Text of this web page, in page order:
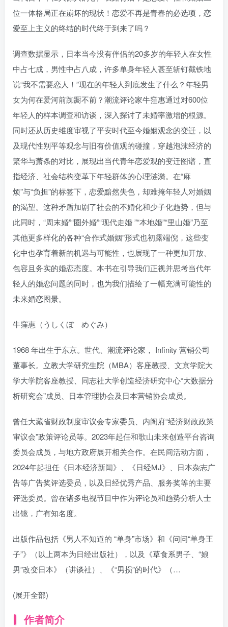
位一体格局正在崩坏的现状！恋爱不再是青春的必选项，恋
爱至上主义的终结的时代终于到来了吗？
调查数据显示，日本当今没有伴侣的20多岁的年轻人在女性
中占七成，男性中占八成，许多单身年轻人甚至斩钉截铁地
说“我不需要恋人！”现在的年轻人到底发生了什么？年轻男
女为何在爱河前踟蹰不前？潮流评论家牛窪惠通过对600位
年轻人的样本调查和访谈，深入探讨了未婚率激增的根源。
同时还从历史维度审视了平安时代至今婚姻观念的变迁，以
及现代性别平等观念与旧有价值观的碰撞，穿越泡沫经济的
繁华与萧条的对比，展现出当代青年恋爱观的变迁图谱，直
指经济、社会结构变革下年轻群体的心理涟漪。在“麻
烦”与“负担”的标签下，恋爱黯然失色，却难掩年轻人对婚姻
的渴望。这种矛盾加剧了社会的不婚化和少子化趋势，但与
此同时，“周末婚”“圈外婚”“现代走婚 ”“本地婚”“里山婚”乃至
其他更多样化的各种“合作式婚姻”形式也初露端倪，这些变
化中也孕育着新的机遇与可能性，也展现了一种更加开放、
包容且务实的婚恋态度。本书在引导我们正视并思考当代年
轻人的婚恋问题的同时，也为我们描绘了一幅充满可能性的
未来婚恋图景。
牛窪惠（うしくぼ めぐみ）
1968 年出生于东京。世代、潮流评论家， Infinity 营销公司
董事长。立教大学研究生院（MBA）客座教授、文京学院大
学大学院客座教授、同志社大学创造经济研究中心“大数据分
析研究会”成员、日本管理协会及日本营销协会成员。
曾任大藏省财政制度审议会专家委员、内阁府“经济财政政策
审议会”政策评论员等。2023年起任和歌山未来创造平台咨询
委员会成员，与地方政府展开相关合作。在民间活动方面，
2024年起担任《日本经济新闻》、《日经MJ》、日本杂志广
告等广告奖评选委员，以及日经优秀产品、服务奖等的主要
评选委员。曾在诸多电视节目中作为评论员和趋势分析人士
出镜，广有知名度。
出版作品包括《男人不知道的 “单身”市场》和《问问“单身王
子”》（以上两本为日经出版社），以及《草食系男子、“娘
男”改变日本》（讲谈社）、《“男损”的时代》（…
(展开全部)
作者简介